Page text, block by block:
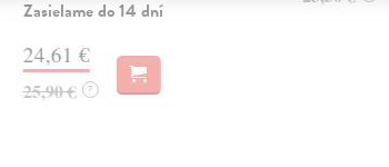
Zasielame do 14 dní
24,61 €
25,90 € ?